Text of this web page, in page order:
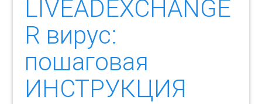
LIVEADEXCHANGE
R вирус:
пошаговая
ИНСТРУКЦИЯ